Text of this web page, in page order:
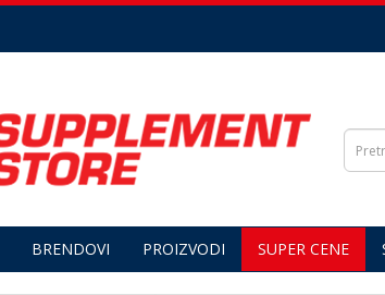
BRENDOVI PROIZVODI SUPER CENE